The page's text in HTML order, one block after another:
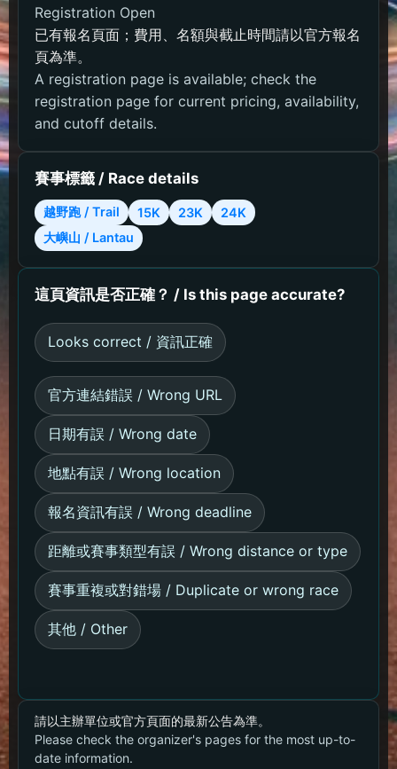
Registration Open
已有報名頁面；費用、名額與截止時間請以官方報名
頁為準。
A registration page is available; check the
registration page for current pricing, availability,
and cutoff details.
賽事標籤 / Race details
越野跑 / Trail 15K 23K
24K
大嶼山 / Lantau
這頁資訊是否正確？ / Is this page accurate?
Looks correct / 資訊正確
官方連結錯誤 / Wrong URL
日期有誤 / Wrong date
地點有誤 / Wrong location
報名資訊有誤 / Wrong deadline
距離或賽事類型有誤 / Wrong distance or type
賽事重複或對錯場 / Duplicate or wrong race
其他 / Other
請以主辦單位或官方頁面的最新公告為準。
Please check the organizer's pages for the most up-to-
date information.